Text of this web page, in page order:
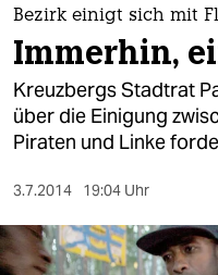
themen
politik
öko
sport
Bezirk einigt sich mit
Immerhin,
Kreuzbergs Stadtrat
über die Einigung
Piraten und Linke
3.7.2014 19:04 Uhr